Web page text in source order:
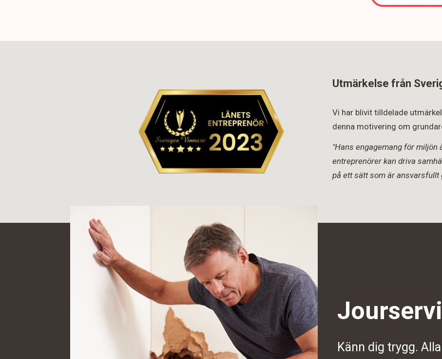
Utmärkelse från
Vi har blivit tilldelade
denna motivering om
"Hans engagemang för miljön
entreprenörer kan driva
på ett sätt som är ansvarsfullt
Känn dig trygg.